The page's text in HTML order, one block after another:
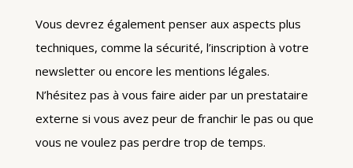
Vous devrez également penser aux aspects plus
techniques, comme la sécurité, l’inscription à votre
newsletter ou encore les mentions légales.
N’hésitez pas à vous faire aider par un prestataire
externe si vous avez peur de franchir le pas ou que
vous ne voulez pas perdre trop de temps.